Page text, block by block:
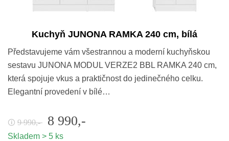
Kuchyň JUNONA RAMKA 240 cm, bílá
Představujeme vám všestrannou a moderní kuchyňskou
sestavu JUNONA MODUL VERZE2 BBL RAMKA 240 cm,
která spojuje vkus a praktičnost do jedinečného celku.
Elegantní provedení v bílé…
🛈 9 990,- 8 990,-
Skladem > 5 ks